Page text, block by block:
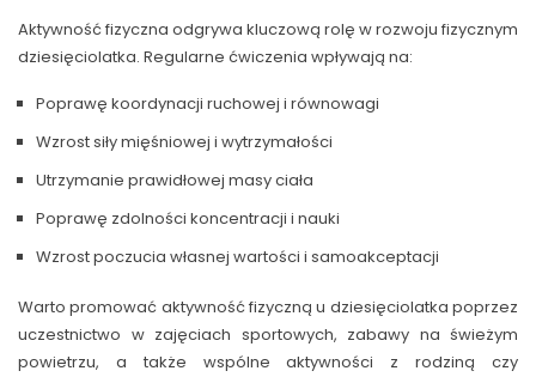
Aktywność fizyczna odgrywa kluczową rolę w rozwoju fizycznym
dziesięciolatka. Regularne ćwiczenia wpływają na:
Poprawę koordynacji ruchowej i równowagi
Wzrost siły mięśniowej i wytrzymałości
Utrzymanie prawidłowej masy ciała
Poprawę zdolności koncentracji i nauki
Wzrost poczucia własnej wartości i samoakceptacji
Warto promować aktywność fizyczną u dziesięciolatka poprzez
uczestnictwo w zajęciach sportowych, zabawy na świeżym
powietrzu, a także wspólne aktywności z rodziną czy